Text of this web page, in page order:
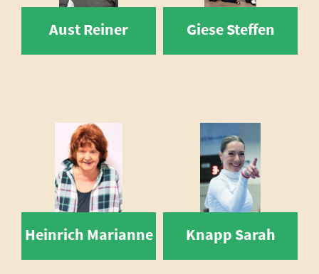
Aust Reiner Giese Steffen
Heinrich Marianne Knapp Sarah